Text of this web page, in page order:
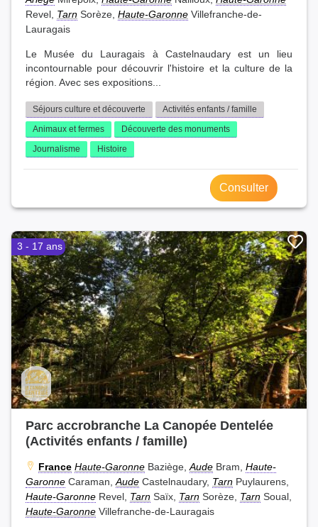
Revel, Tarn Sorèze, Haute-Garonne Villefranche-de-
Lauragais
Le Musée du Lauragais à Castelnaudary est un lieu
incontournable pour découvrir l'histoire et la culture de la
région. Avec ses expositions...
Séjours culture et découverte
Activités enfants / famille
Animaux et fermes
Découverte des monuments
Journalisme
Histoire
Consulter
3 - 17 ans
Parc accrobranche La Canopée Dentelée
(Activités enfants / famille)
France Haute-Garonne Baziège, Aude Bram, Haute-
Garonne Caraman, Aude Castelnaudary, Tarn Puylaurens,
Haute-Garonne Revel, Tarn Saïx, Tarn Sorèze, Tarn Soual,
Haute-Garonne Villefranche-de-Lauragais